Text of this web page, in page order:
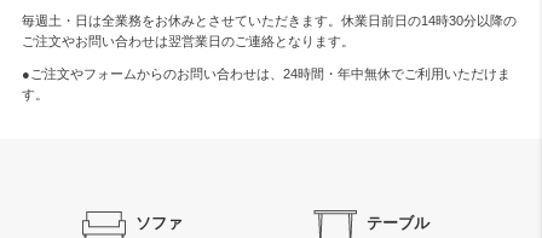
毎週土・日は全業務をお休みとさせていただきます。休業日前日の14時30分以降の
ご注文やお問い合わせは翌営業日のご連絡となります。
●ご注文やフォームからのお問い合わせは、 24時間・年中無休でご利用いただけま
す。
ソファ テーブル